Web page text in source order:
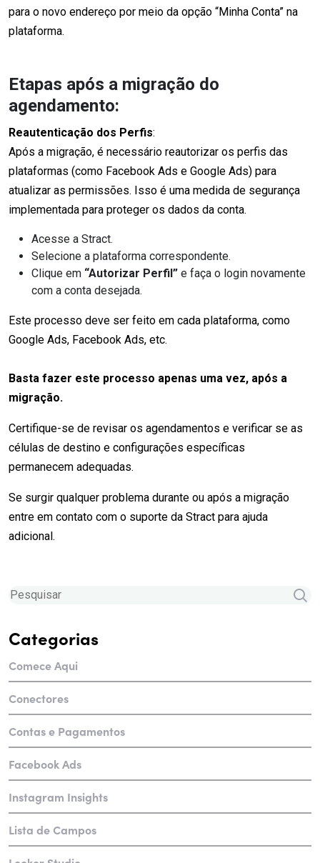
para o novo endereço por meio da opção “Minha Conta” na
plataforma.
Etapas após a migração do
agendamento:
Reautenticação dos Perfis:
Após a migração, é necessário reautorizar os perfis das
plataformas (como Facebook Ads e Google Ads) para
atualizar as permissões. Isso é uma medida de segurança
implementada para proteger os dados da conta.
Acesse a Stract.
Selecione a plataforma correspondente.
Clique em “Autorizar Perfil” e faça o login novamente
com a conta desejada.
Este processo deve ser feito em cada plataforma, como
Google Ads, Facebook Ads, etc.
Basta fazer este processo apenas uma vez, após a
migração.
Certifique-se de revisar os agendamentos e verificar se as
células de destino e configurações específicas
permanecem adequadas.
Se surgir qualquer problema durante ou após a migração
entre em contato com o suporte da Stract para ajuda
adicional.
Categorias
Comece Aqui
Conectores
Contas e Pagamentos
Facebook Ads
Instagram Insights
Lista de Campos